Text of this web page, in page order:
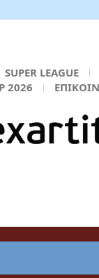
SUPER LEAGUE
2026